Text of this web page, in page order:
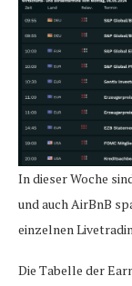
In dieser Woche
und auch AirBnB
einzelnen
Die Tabelle der